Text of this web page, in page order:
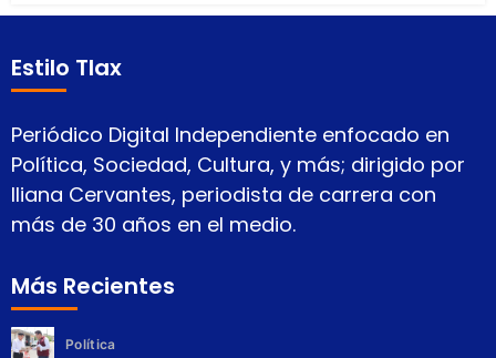
Estilo Tlax
Periódico Digital Independiente enfocado en
Política, Sociedad, Cultura, y más; dirigido por
Iliana Cervantes, periodista de carrera con
más de 30 años en el medio.
Más Recientes
Política